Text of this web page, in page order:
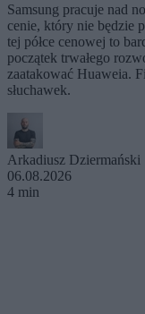
Samsung pracuje nad
cenie, który nie będzie
tej półce cenowej to
początek trwałego
zaatakować Huaweia.
słuchawek.
Arkadiusz Dziermański
06.08.2026
4 min